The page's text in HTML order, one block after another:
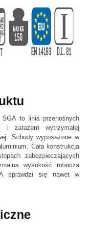
SGA to linia przenośnych
i zarazem wytrzymałej
Schody wyposażone w
Cała konstrukcja
zabezpieczających
wysokość robocza
sprawdzi się nawet w